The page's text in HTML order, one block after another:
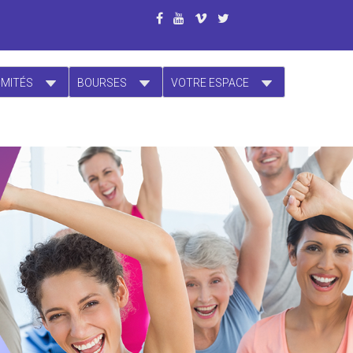
BOURSES VOTRE ESPACE